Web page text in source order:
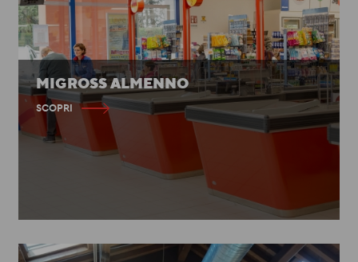
MIGROSS ALMENNO
SCOPRI